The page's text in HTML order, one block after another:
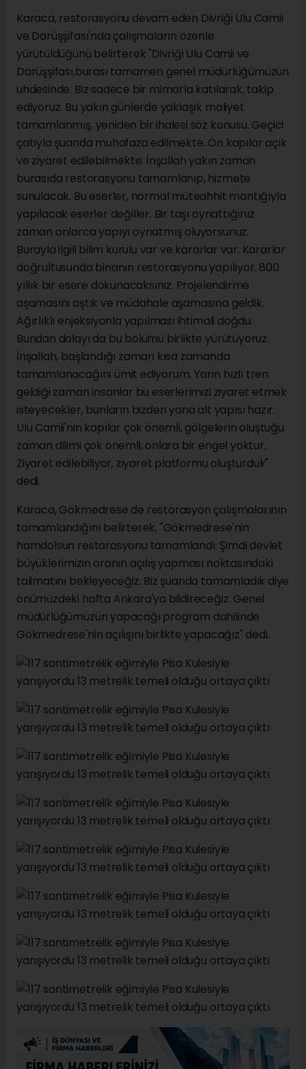
Karaca, restorasyonu devam eden Divriği Ulu Camii
ve Darüşşifası'nda çalışmaların özenle
yürütüldüğünü belirterek "Divriği Ulu Camii ve
Darüşşifası,burası tamamen genel müdürlüğümüzün
uhdesinde. Biz sadece bir mimarla katılarak, takip
ediyoruz. Bu yakın günlerde yaklaşık maliyet
tamamlanmış, yeniden bir ihalesi söz konusu. Geçici
çatıyla şuanda muhafaza edilmekte. Ön kapılar açık
ve ziyaret edilebilmekte. İnşallah yakın zaman
burasıda restorasyonu tamamlanıp, hizmete
sunulacak. Bu eserler, normal müteahhit mantığıyla
yapılacak eserler değiller. Bir taşı oynattığınız
zaman onlarca yapıyı oynatmış oluyorsunuz.
Burayla ilgili bilim kurulu var ve kararlar var. Kararlar
doğrultusunda binanın restorasyonu yapılıyor. 800
yıllık bir esere dokunacaksınız. Projelendirme
aşamasını aştık ve müdahale aşamasına geldik.
Ağırlıklı enjeksiyonla yapılması ihtimali doğdu.
Bundan dolayı da bu bölümü birlikte yürütüyoruz.
İnşallah, başlandığı zaman kısa zamanda
tamamlanacağını ümit ediyorum. Yarın hızlı tren
geldiği zaman insanlar bu eserlerimizi ziyaret etmek
isteyecekler, bunların bizden yana alt yapısı hazır.
Ulu Camii'nin kapılar çok önemli, gölgelerin oluştuğu
zaman dilimi çok önemli, onlara bir engel yoktur.
Ziyaret edilebiliyor, ziyaret platformu oluşturduk"
dedi.
Karaca, Gökmedrese de restorasyon çalışmalarının
tamamlandığını belirterek, "Gökmedrese'nin
hamdolsun restarasyonu tamamlandı. Şimdi devlet
büyüklerimizin oranın açılış yapması noktasındaki
talimatını bekleyeceğiz. Biz şuanda tamamladık diye
önümüzdeki hafta Ankara'ya bildireceğiz. Genel
müdürlüğümüzün yapacağı program dahilinde
Gökmedrese'nin açılışını birlikte yapacağız" dedi.